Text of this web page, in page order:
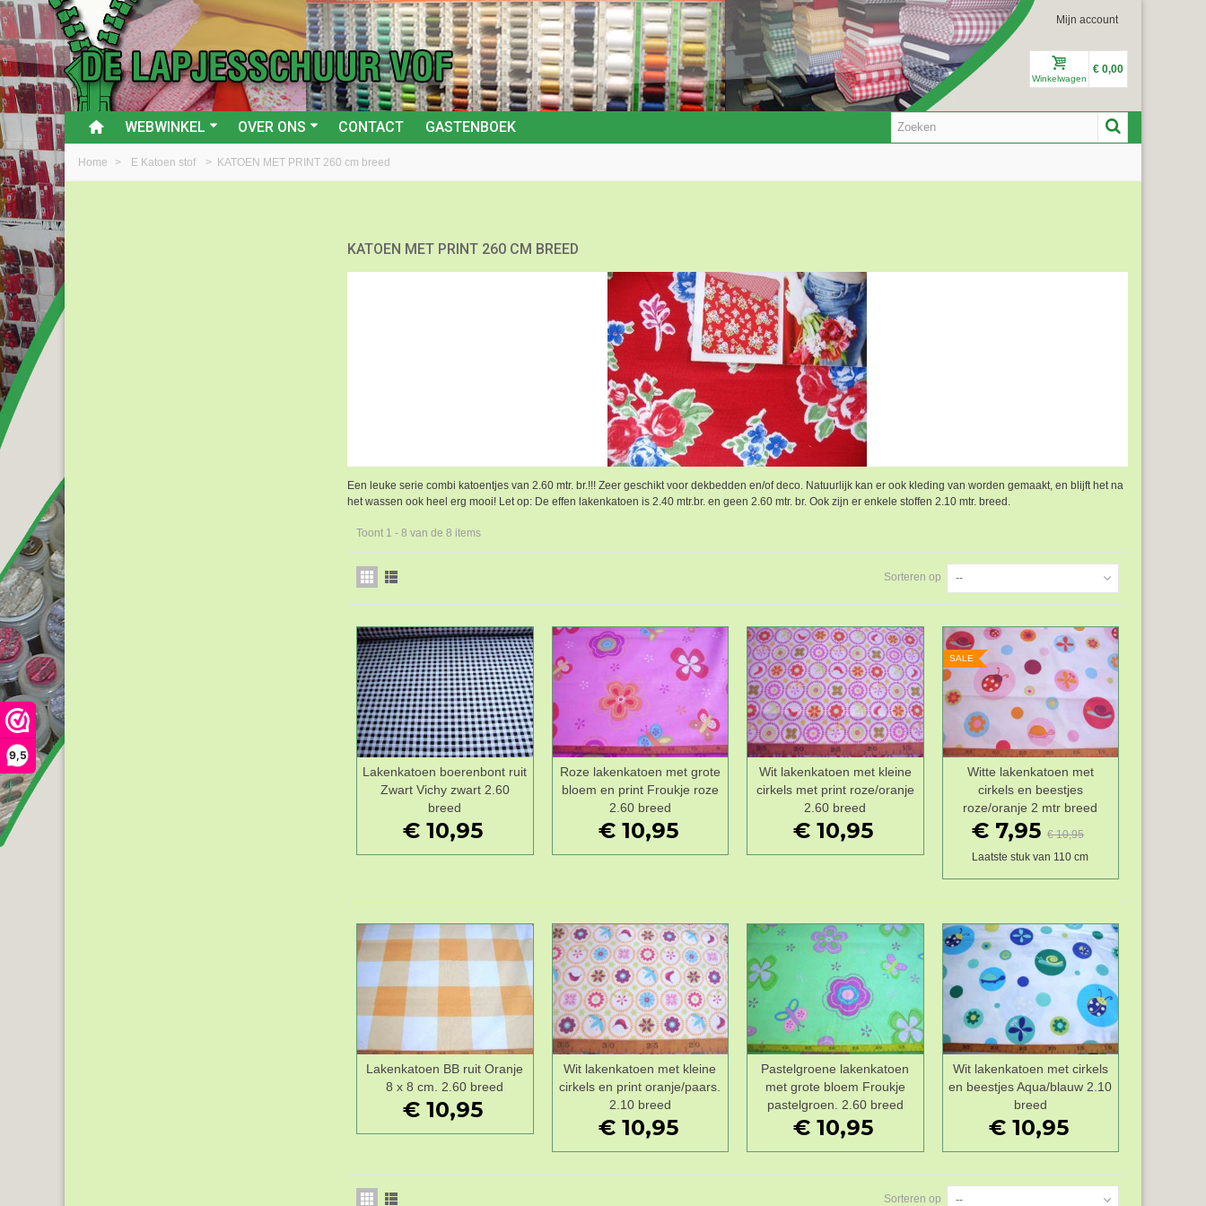
9,5
Mijn account
Winkelwagen
€ 0,00
WEBWINKEL OVER ONS CONTACT GASTENBOEK
Home > E Katoen stof > KATOEN MET PRINT 260 cm breed
KATOEN MET PRINT 260 CM BREED
Een leuke serie combi katoentjes van 2.60 mtr. br.!!! Zeer geschikt voor dekbedden en/of deco. Natuurlijk kan er ook kleding van worden gemaakt, en blijft het na
het wassen ook heel erg mooi! Let op: De effen lakenkatoen is 2.40 mtr.br. en geen 2.60 mtr. br. Ook zijn er enkele stoffen 2.10 mtr. breed.
Toont 1 - 8 van de 8 items
Sorteren op --
Wenslijst
Lakenkatoen boerenbont ruit
Zwart Vichy zwart 2.60
breed
€ 10,95
Wenslijst
Roze lakenkatoen met grote
bloem en print Froukje roze
2.60 breed
€ 10,95
Wenslijst
Wit lakenkatoen met kleine
cirkels met print roze/oranje
2.60 breed
€ 10,95
SALE
Wenslijst
Witte lakenkatoen met
cirkels en beestjes
roze/oranje 2 mtr breed
€ 7,95 € 10,95
Laatste stuk van 110 cm
Wenslijst
Lakenkatoen BB ruit Oranje
8 x 8 cm. 2.60 breed
€ 10,95
Wenslijst
Wit lakenkatoen met kleine
cirkels en print oranje/paars.
2.10 breed
€ 10,95
Wenslijst
Pastelgroene lakenkatoen
met grote bloem Froukje
pastelgroen. 2.60 breed
€ 10,95
Wenslijst
Wit lakenkatoen met cirkels
en beestjes Aqua/blauw 2.10
breed
€ 10,95
Sorteren op --